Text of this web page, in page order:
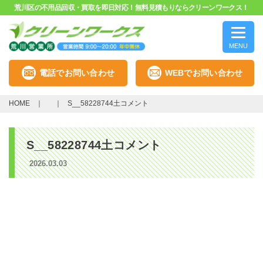
荒川区の不用品回収・買取を即日対応！無料見積もりならクリーンワークス！
MENU
電話でお問い合わせ WEBでお問い合わせ
HOME S__58228744土コメント
S__58228744土コメント
2026.03.03